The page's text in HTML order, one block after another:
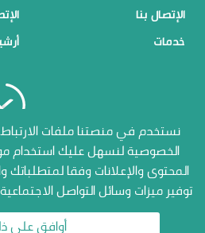
الإتصال بنا
خدمات
منصاتنا
الإتصال بنا
أرشيف الاستطلاعات
نستخدم في منصتنا ملفات
الخصوصية لنسهل عليك استخدام
المحتوى والإعلانات وفقا لمتطلباتك
توفير ميزات وسائل التواصل الاجتماعية
أوافق على